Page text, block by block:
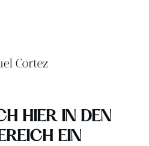
HIER IN DEN
EIN